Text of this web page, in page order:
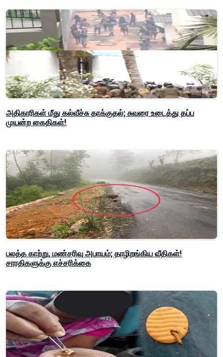
அதிகாரிகள் மீது கல்வீச்சு தாக்குதல்; சுவரை உடைத்து தப்ப
முயன்ற கைதிகள்!
பலத்த காற்று, மண்சரிவு அபாயம்; தாழிறங்கிய வீதிகள்!
சாரதிகளுக்கு எச்சரிக்கை